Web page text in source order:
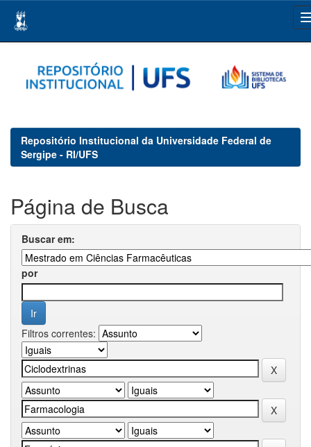
navigation
Repositório Institucional da Universidade Federal de
Sergipe - RI/UFS
Página de Busca
Buscar em:
por
Filtros correntes: